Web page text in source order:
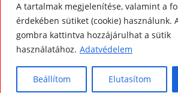
A tartalmak megjelenítése, valamint a
érdekében sütiket (cookie) használunk.
gombra kattintva hozzájárulhat a sütik
használatához. Adatvédelem
Beállítom Elutasítom
Minden jog fenntartva 2026 ©